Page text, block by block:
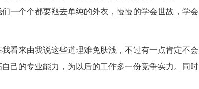
一个个都要褪去单纯的外衣，慢慢的学会世故，学会
看来由我说这些道理难免肤浅，不过有一点肯定不会
己的专业能力，为以后的工作多一份竞争实力。同时